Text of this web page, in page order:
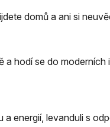
domů a ani si
a hodí se do
energií, levanduli s